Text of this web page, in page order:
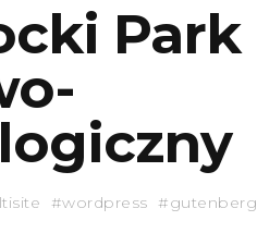
Park
#wordpress #gutenberg